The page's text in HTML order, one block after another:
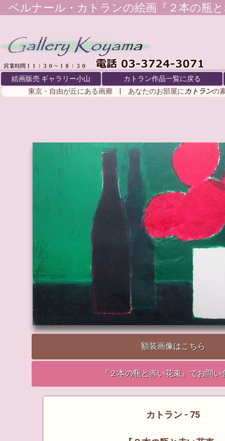
ベルナール・カトランの絵画『２本の瓶
絵画販売 ギャラリー小山
カトラン作品一覧に戻る
東京・自由が丘にある画廊 | あなたのお部屋に カトランの
額装画像はこちら
『２本の瓶と赤い花束』でお問い
カトラン - 75